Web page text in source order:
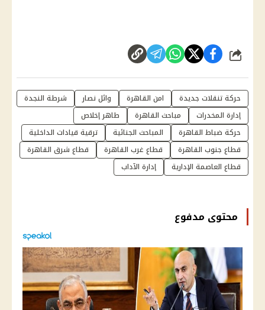
شارك
حركة تنقلات جديدة امن القاهرة وائل نصار
شرطة النجدة
إدارة المخدرات
مباحث القاهرة
طاهر إخلاص
حركة ضباط القاهرة
المباحث الجنائية
ترقية قيادات الداخلية
قطاع جنوب القاهرة
قطاع غرب القاهرة
قطاع شرق القاهرة
قطاع العاصمة الإدارية
إدارة الآداب
محتوى مدفوع